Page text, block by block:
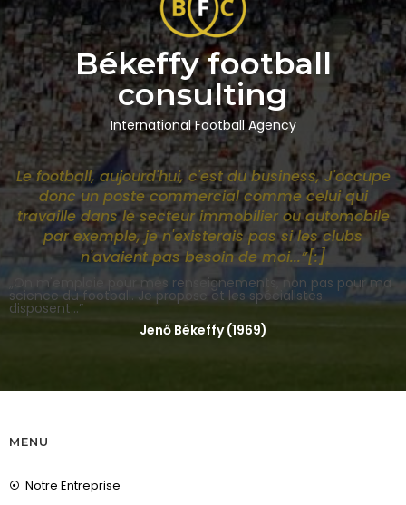
Békeffy football
consulting
International Football Agency
Le football, aujourd'hui, c'est du business, J'occupe
donc un poste commercial comme celui qui
travaille dans le secteur immobilier ou automobile
par exemple, je n'existerais pas si les clubs
n'avaient pas besoin de moi...”[:]
„On m'emploie pour mes renseignements, non pas pour ma
science du football. Je propose et les spécialistes
disposent...”
Jenő Békeffy (1969)
MENU
Notre Entreprise